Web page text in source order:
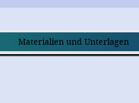
Materialien und Unterlagen